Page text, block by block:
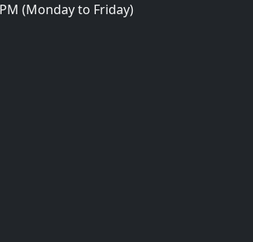
(Monday to Friday)